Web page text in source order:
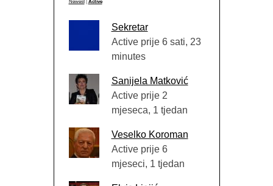
Newest Active
Sekretar
Active prije 6 sati, 23
minutes
Sanijela Matković
Active prije 2
mjeseca, 1 tjedan
Veselko Koroman
Active prije 6
mjeseci, 1 tjedan